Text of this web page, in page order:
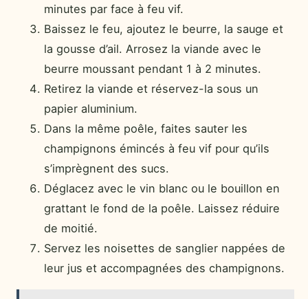
minutes par face à feu vif.
Baissez le feu, ajoutez le beurre, la sauge et
la gousse d’ail. Arrosez la viande avec le
beurre moussant pendant 1 à 2 minutes.
Retirez la viande et réservez-la sous un
papier aluminium.
Dans la même poêle, faites sauter les
champignons émincés à feu vif pour qu’ils
s’imprègnent des sucs.
Déglacez avec le vin blanc ou le bouillon en
grattant le fond de la poêle. Laissez réduire
de moitié.
Servez les noisettes de sanglier nappées de
leur jus et accompagnées des champignons.